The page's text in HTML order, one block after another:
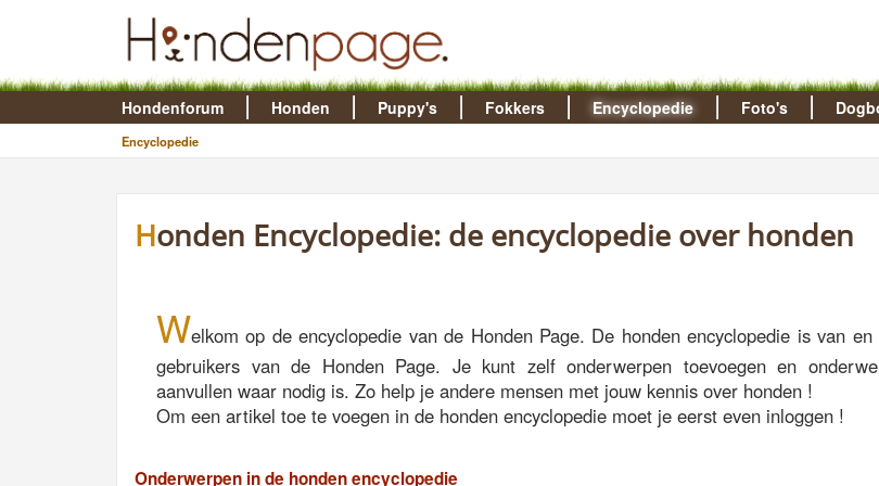
Hondenforum Honden Puppy's Fokkers Encyclopedie
Encyclopedie
Foto's
Honden Encyclopedie: de encyclopedie over honden
Welkom op de encyclopedie van de Honden Page. De honden encyclopedie is van en
gebruikers van de Honden Page. Je kunt zelf onderwerpen toevoegen en
aanvullen waar nodig is. Zo help je andere mensen met jouw kennis over honden !
Om een artikel toe te voegen in de honden encyclopedie moet je eerst even inloggen !
Onderwerpen in de honden encyclopedie